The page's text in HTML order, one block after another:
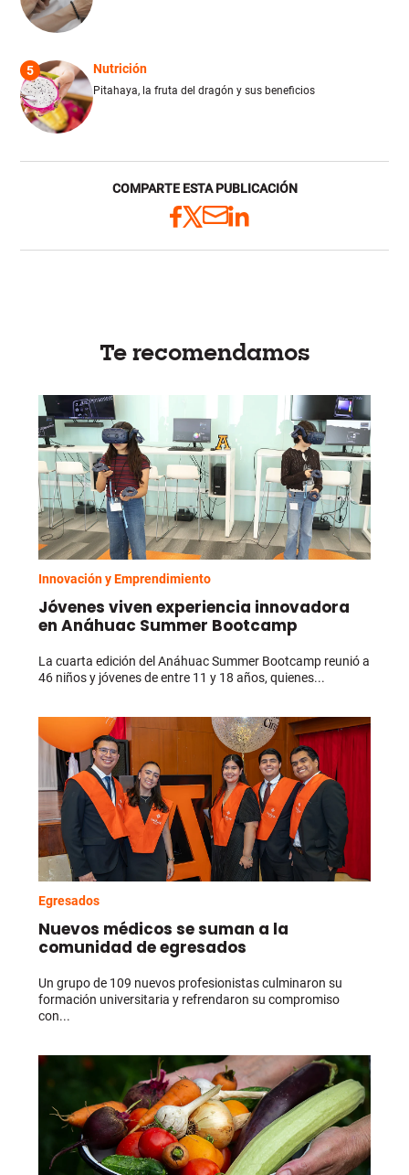
5 Nutrición
Pitahaya, la fruta del dragón y sus beneficios
COMPARTE ESTA PUBLICACIÓN
Te recomendamos
Innovación y Emprendimiento
Jóvenes viven experiencia innovadora
en Anáhuac Summer Bootcamp
La cuarta edición del Anáhuac Summer Bootcamp reunió a
46 niños y jóvenes de entre 11 y 18 años, quienes...
Egresados
Nuevos médicos se suman a la
comunidad de egresados
Un grupo de 109 nuevos profesionistas culminaron su
formación universitaria y refrendaron su compromiso
con...